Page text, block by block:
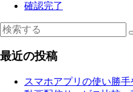
確認完了
最近の投稿
スマホアプリの使い勝